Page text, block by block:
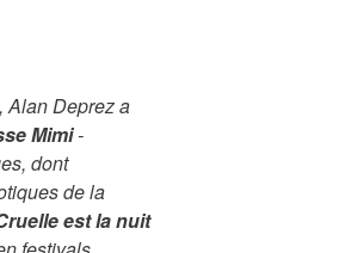
Alan Deprez a
Mimi-
dont
de la
est la nuit